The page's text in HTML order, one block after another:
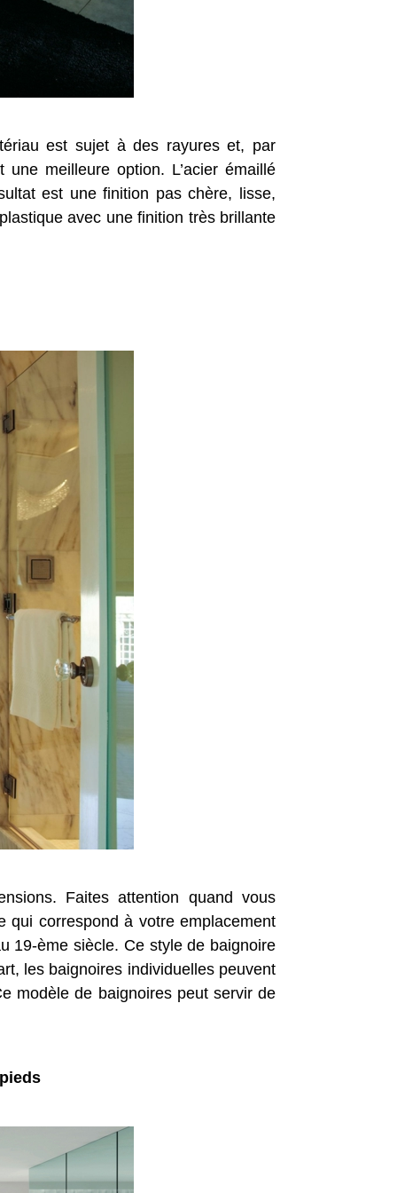
est sujet à des rayures et, par
meilleure option. L’acier émaillé
est une finition pas chère, lisse,
avec une finition très brillante
Faites attention quand vous
qui correspond à votre emplacement
19-ème siècle. Ce style de baignoire
les baignoires individuelles peuvent
modèle de baignoires peut servir de